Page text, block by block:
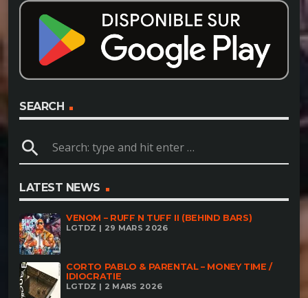
SEARCH
search
LATEST NEWS
VENOM – RUFF N TUFF II (BEHIND BARS)
LGTDZ | 29 MARS 2026
CORTO PABLO & PARENTAL – MONEY TIME /
IDIOCRATIE
LGTDZ | 2 MARS 2026